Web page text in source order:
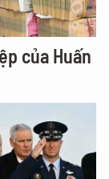
của Huấn